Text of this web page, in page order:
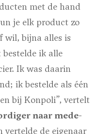
met de hand
je elk product zo
wil, bijna alles is
ik alle
Ik was daarin
ik bestelde als één
bij Konpoli”, vertelt
naar mede-
vertelde de eigenaar